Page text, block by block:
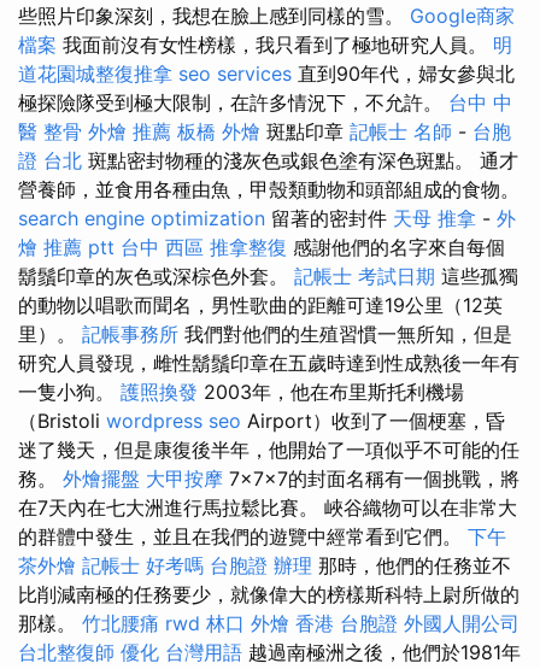
些照片印象深刻，我想在臉上感到同樣的雪。 Google商家
檔案 我面前沒有女性榜樣，我只看到了極地研究人員。 明
道花園城整復推拿 seo services 直到90年代，婦女參與北
極探險隊受到極大限制，在許多情況下，不允許。 台中 中
醫 整骨 外燴 推薦 板橋 外燴 斑點印章 記帳士 名師 - 台胞
證 台北 斑點密封物種的淺灰色或銀色塗有深色斑點。 通才
營養師，並食用各種由魚，甲殼類動物和頭部組成的食物。
search engine optimization 留著的密封件 天母 推拿 - 外
燴 推薦 ptt 台中 西區 推拿整復 感謝他們的名字來自每個
鬍鬚印章的灰色或深棕色外套。 記帳士 考試日期 這些孤獨
的動物以唱歌而聞名，男性歌曲的距離可達19公里（12英
里）。 記帳事務所 我們對他們的生殖習慣一無所知，但是
研究人員發現，雌性鬍鬚印章在五歲時達到性成熟後一年有
一隻小狗。 護照換發 2003年，他在布里斯托利機場
（Bristoli wordpress seo Airport）收到了一個梗塞，昏
迷了幾天，但是康復後半年，他開始了一項似乎不可能的任
務。 外燴擺盤 大甲按摩 7×7×7的封面名稱有一個挑戰，將
在7天內在七大洲進行馬拉鬆比賽。 峽谷織物可以在非常大
的群體中發生，並且在我們的遊覽中經常看到它們。 下午
茶外燴 記帳士 好考嗎 台胞證 辦理 那時，他們的任務並不
比削減南極的任務要少，就像偉大的榜樣斯科特上尉所做的
那樣。 竹北腰痛 rwd 林口 外燴 香港 台胞證 外國人開公司
台北整復師 優化 台灣用語 越過南極洲之後，他們於1981年